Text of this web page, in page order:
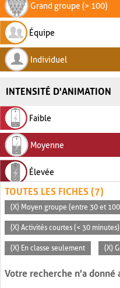
Grand groupe (> 100)
Équipe
Individuel
INTENSITÉ D'ANIMATION
Faible
Moyenne
Élevée
TOUTES LES FICHES (7)
(X) Moyen groupe (entre 30 et
(X) Activités courtes (< 30 minutes)
(X) En classe seulement (X)
Votre recherche n'a donné